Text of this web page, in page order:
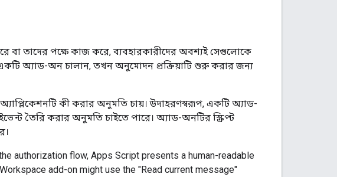
বা তাদের পক্ষে কাজ করে, ব্যবহারকারীদের অবশ্যই সেগুলোকে
অ্যাড-অন চালান, তখন অনুমোদন প্রক্রিয়াটি শুরু করার জন্য
অ্যাপ্লিকেশনটি কী করার অনুমতি চায়। উদাহরণস্বরূপ, একটি অ্যাড-
তৈরি করার অনুমতি চাইতে পারে। অ্যাড-অনটির স্ক্রিপ্ট
authorization flow, Apps Script presents a human-readable
add-on might use the "Read current message"